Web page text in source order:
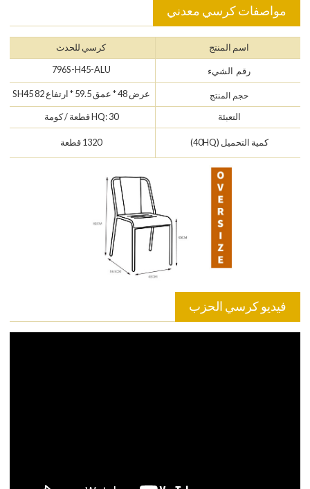
مواصفات كرسي معدني
اسم المنتج كرسي للحدث
رقم الشيء 796S-H45-ALU
حجم المنتج عرض 48 * عمق 59.5 * ارتفاع 82 SH45
التعبئة HQ: 30 قطعة / كومة
كمية التحميل (40HQ) 1320 قطعة
فيديو كرسي الحزب